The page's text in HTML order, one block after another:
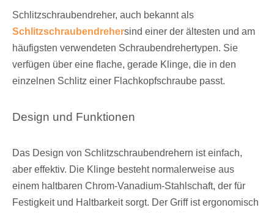
Schlitzschraubendreher, auch bekannt als
Schlitzschraubendrehersind einer der ältesten und am
häufigsten verwendeten Schraubendrehertypen. Sie
verfügen über eine flache, gerade Klinge, die in den
einzelnen Schlitz einer Flachkopfschraube passt.
Design und Funktionen
Das Design von Schlitzschraubendrehern ist einfach,
aber effektiv. Die Klinge besteht normalerweise aus
einem haltbaren Chrom-Vanadium-Stahlschaft, der für
Festigkeit und Haltbarkeit sorgt. Der Griff ist ergonomisch